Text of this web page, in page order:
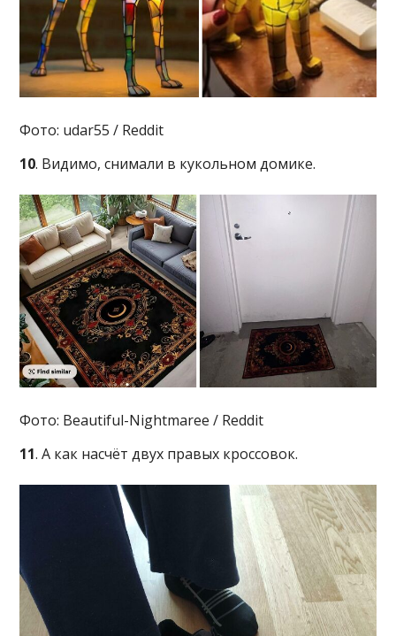
Фото: udar55 / Reddit
10. Видимо, снимали в кукольном домике.
Фото: Beautiful-Nightmaree / Reddit
11. А как насчёт двух правых кроссовок.